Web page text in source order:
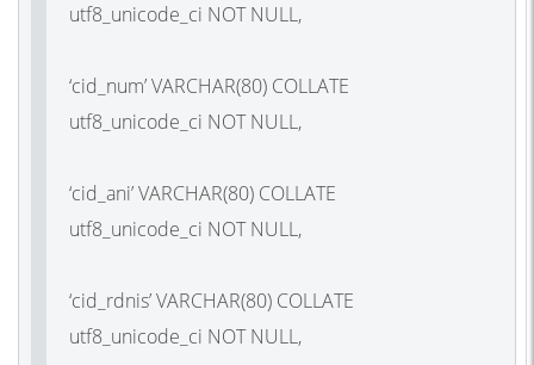
utf8_unicode_ci NOT NULL,
‘cid_num’ VARCHAR(80) COLLATE
utf8_unicode_ci NOT NULL,
‘cid_ani’ VARCHAR(80) COLLATE
utf8_unicode_ci NOT NULL,
‘cid_rdnis’ VARCHAR(80) COLLATE
utf8_unicode_ci NOT NULL,